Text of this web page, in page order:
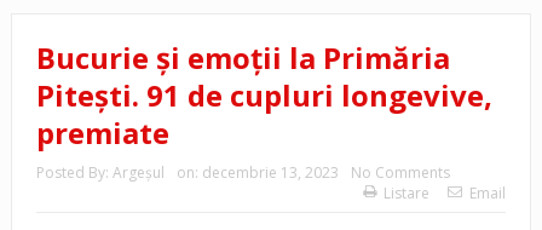
Bucurie și emoții la Primăria
Pitești. 91 de cupluri longevive,
premiate
Posted By: Argeşul on: decembrie 13, 2023
No Comments
Listare
Email